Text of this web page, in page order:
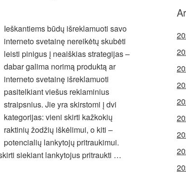
Ieškantiems būdų išreklamuoti savo
interneto svetainę nereikėtų skubėti
leisti pinigus į neaiškias strategijas –
dabar galima norimą produktą ar
interneto svetainę išreklamuoti
pasitelkiant viešus reklaminius
straipsnius. Jie yra skirstomi į dvi
kategorijas: vieni skirti kažkokių
raktinių žodžių iškėlimui, o kiti –
potencialių lankytojų pritraukimui.
siekiant lankytojus pritraukti …